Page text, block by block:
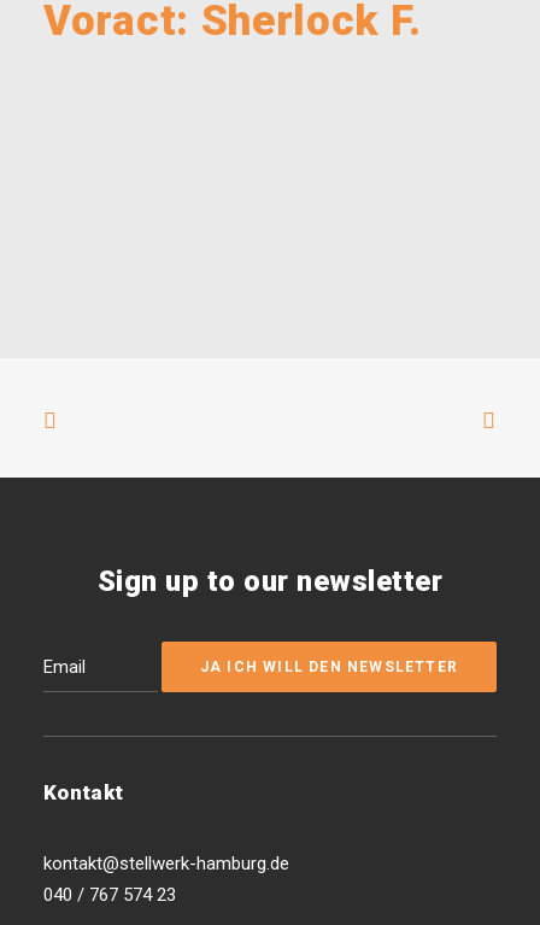
Voract: Sherlock F.
Sign up to our newsletter
Kontakt
kontakt@stellwerk-hamburg.de
040 / 767 574 23